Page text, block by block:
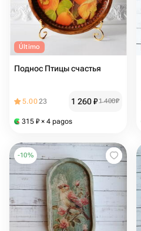
Último
Поднос Птицы счастья
5.0023 1 260₽1 400₽
315 ₽ × 4 pagos
-10%